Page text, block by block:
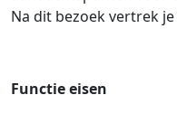
Na dit bezoek vertrek
Functie eisen